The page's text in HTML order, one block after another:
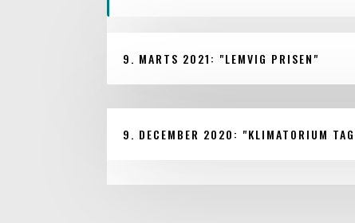
9. MARTS 2021: "LEMVIG PRISEN"
9. DECEMBER 2020: "KLIMATORIUM